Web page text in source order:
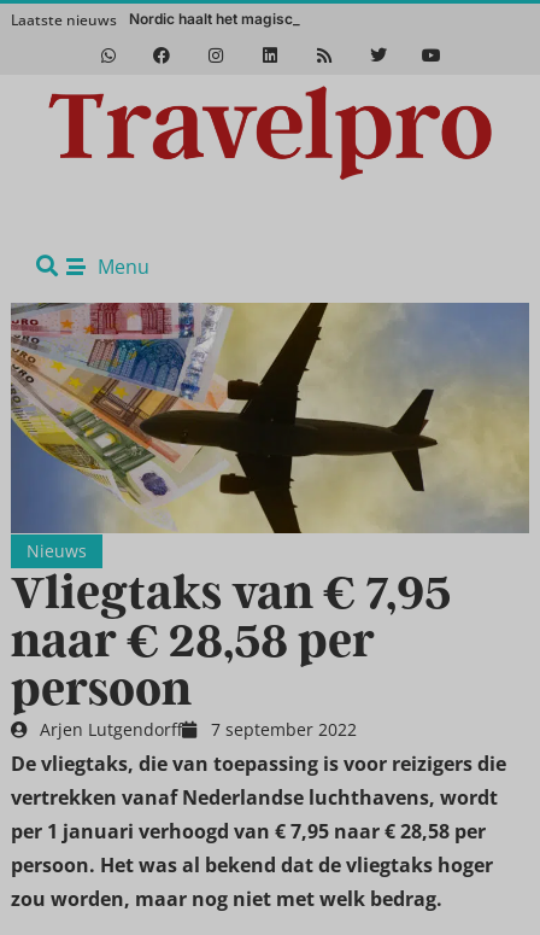
Laatste nieuws Nordic haalt het magische Noorden n
Menu
Nieuws
Vliegtaks van € 7,95
naar € 28,58 per
persoon
Arjen Lutgendorff 7 september 2022
De vliegtaks, die van toepassing is voor reizigers die
vertrekken vanaf Nederlandse luchthavens, wordt
per 1 januari verhoogd van € 7,95 naar € 28,58 per
persoon. Het was al bekend dat de vliegtaks hoger
zou worden, maar nog niet met welk bedrag.